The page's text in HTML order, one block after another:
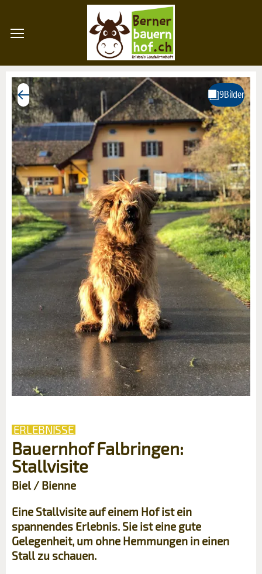
ERLEBNISSE
Bauernhof Falbringen:
Stallvisite
Biel / Bienne
Eine Stallvisite auf einem Hof ist ein
spannendes Erlebnis. Sie ist eine gute
Gelegenheit, um ohne Hemmungen in einen
Stall zu schauen.